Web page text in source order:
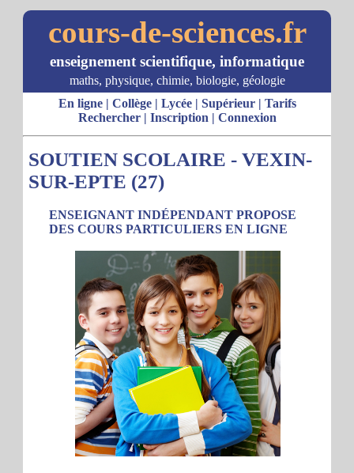
cours-de-sciences.fr
enseignement scientifique, informatique
maths, physique, chimie, biologie, géologie
En ligne| Collège| Lycée| Supérieur| Tarifs
Rechercher| Inscription | Connexion
SOUTIEN SCOLAIRE - VEXIN-
SUR-EPTE (27)
ENSEIGNANT INDÉPENDANT PROPOSE
DES COURS PARTICULIERS EN LIGNE